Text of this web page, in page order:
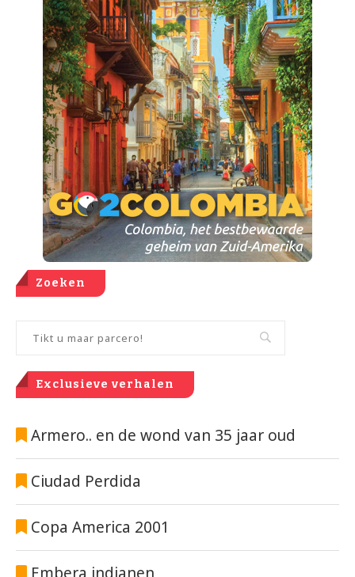
Zoeken
Exclusieve verhalen
Armero.. en de wond van 35 jaar oud
Ciudad Perdida
Copa America 2001